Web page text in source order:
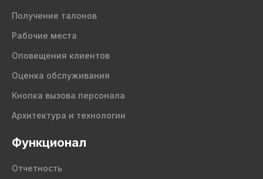
Получение талонов
Рабочие места
Оповещения клиентов
Оценка обслуживания
Кнопка вызова персонала
Архитектура и технологии
Функционал
Отчетность